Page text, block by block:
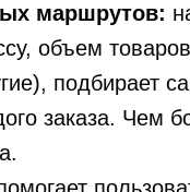
маршрутов:
объем
подбирает
заказа. Чем